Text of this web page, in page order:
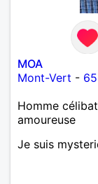
MOA
Mont-Vert -
Homme
amoureuse
Je suis